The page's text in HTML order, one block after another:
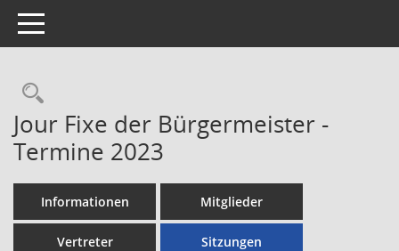
Toggle navigation
Rechercheauswahl
Jour Fixe der Bürgermeister -
Termine 2023
Informationen Mitglieder
Vertreter Sitzungen